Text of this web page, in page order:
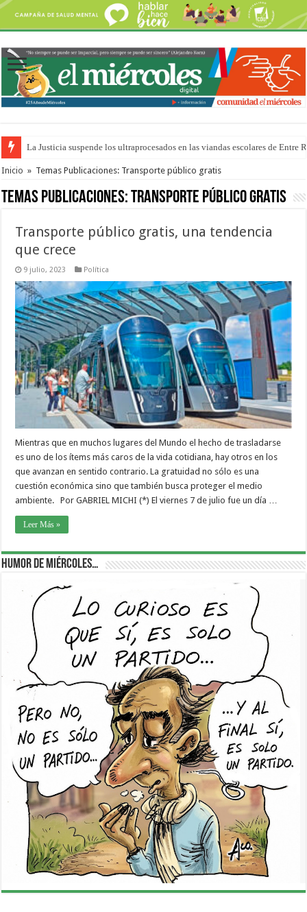
La Justicia suspende los ultraprocesados en las viandas escolares de Entre
Se presentará la obra “La Runfla de los Macanos”
Inicio » Temas Publicaciones: Transporte público gratis
Temas Publicaciones:Transporte público gratis
Transporte público gratis, una tendencia
que crece
9 julio, 2023 Política
Mientras que en muchos lugares del Mundo el hecho de trasladarse
es uno de los ítems más caros de la vida cotidiana, hay otros en los
que avanzan en sentido contrario. La gratuidad no sólo es una
cuestión económica sino que también busca proteger el medio
ambiente. Por GABRIEL MICHI (*) El viernes 7 de julio fue un día …
Leer Más »
Humor de Miércoles…